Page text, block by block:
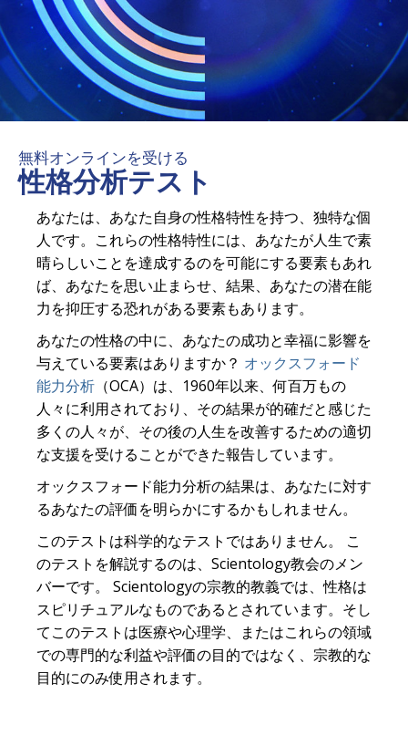
無料オンラインを受ける
性格分析テスト
あなたは、あなた自身の性格特性を持つ、独特な個
人です。これらの性格特性には、あなたが人生で素
晴らしいことを達成するのを可能にする要素もあれ
ば、あなたを思い止まらせ、結果、あなたの潜在能
力を抑圧する恐れがある要素もあります。
あなたの性格の中に、あなたの成功と幸福に影響を
与えている要素はありますか？ オックスフォード
能力分析 （OCA）は、1960年以来、何百万もの
人々に利用されており、その結果が的確だと感じた
多くの人々が、その後の人生を改善するための適切
な支援を受けることができた報告しています。
オックスフォード能力分析の結果は、あなたに対す
るあなたの評価を明らかにするかもしれません。
このテストは科学的なテストではありません。 こ
のテストを解説するのは、Scientology教会のメン
バーです。 Scientologyの宗教的教義では、性格は
スピリチュアルなものであるとされています。そし
てこのテストは医療や心理学、またはこれらの領域
での専門的な利益や評価の目的ではなく、宗教的な
目的にのみ使用されます。